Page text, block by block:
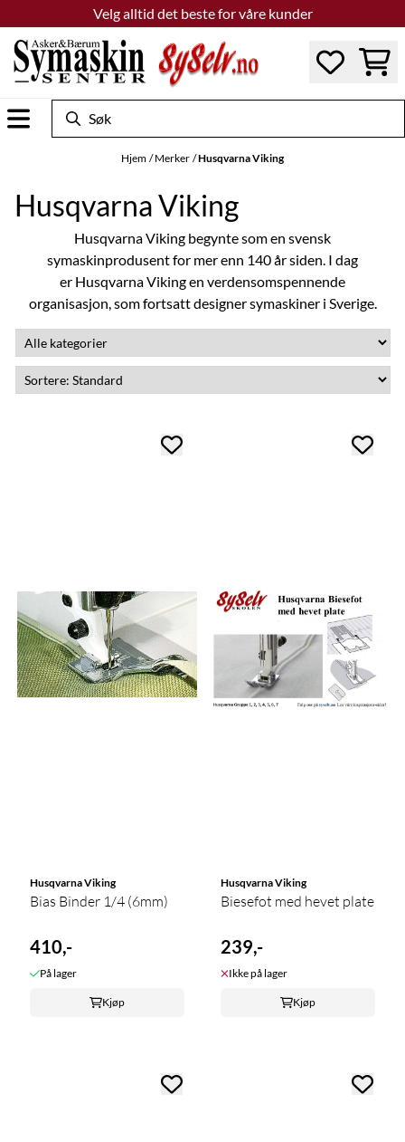
Hopp til innholdVelg alltid det beste for våre kunder
Hjem /Merker /Husqvarna Viking
Husqvarna Viking
Husqvarna Viking begynte som en svensk
symaskinprodusent for mer enn 140 år siden. I dag
er Husqvarna Viking en verdensomspennende
organisasjon, som fortsatt designer symaskiner i Sverige.
Husqvarna Viking
Bias Binder 1/4 (6mm)
410,-
På lager
Kjøp
Husqvarna Viking
Biesefot med hevet plate
239,-
Ikke på lager
Kjøp